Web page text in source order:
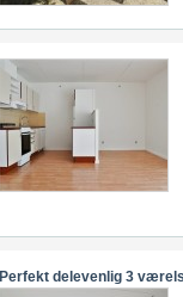
Perfekt delevenlig 3